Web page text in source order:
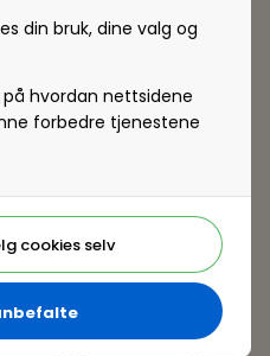
din bruk, dine valg og
hvordan nettsidene
forbedre tjenestene
cookies selv
virksomheter gjør
viktig.